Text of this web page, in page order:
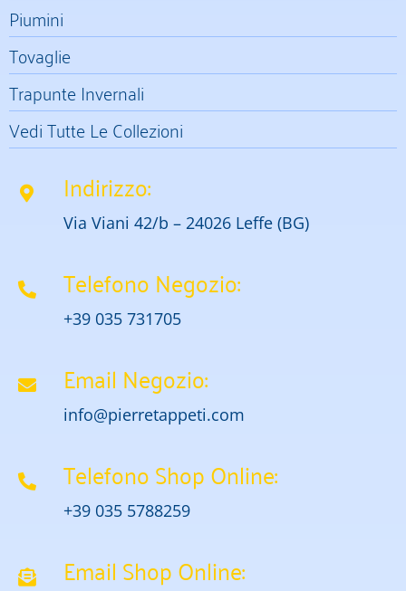
Piumini
Tovaglie
Trapunte Invernali
Vedi Tutte Le Collezioni
Indirizzo:
Via Viani 42/b – 24026 Leffe (BG)
Telefono Negozio:
+39 035 731705
Email Negozio:
info@pierretappeti.com
Telefono Shop Online:
+39 035 5788259
Email Shop Online: